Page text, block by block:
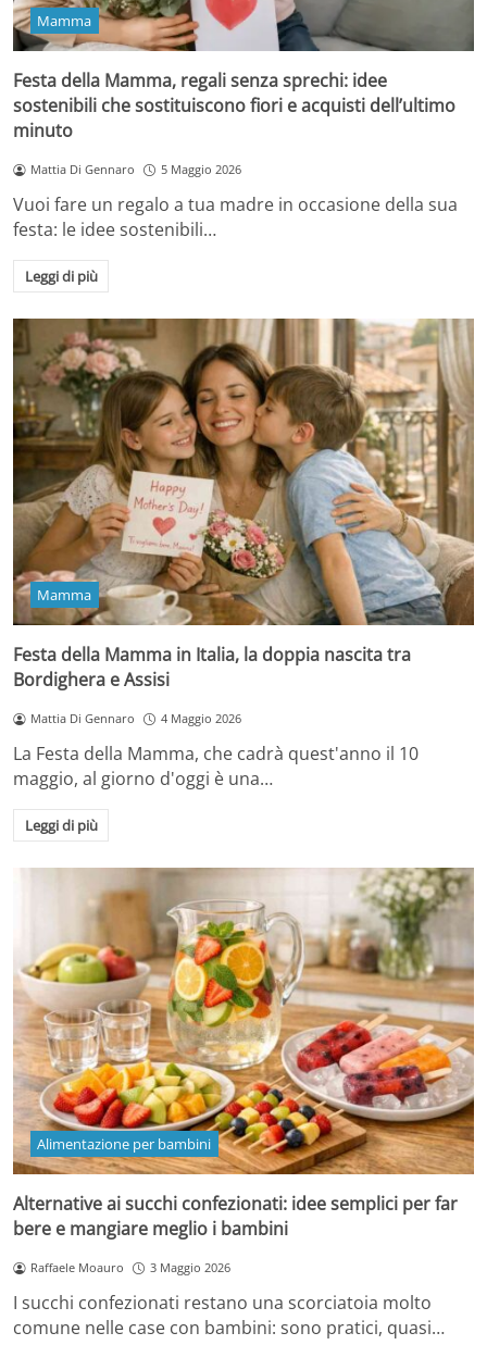
Mamma
Festa della Mamma, regali senza sprechi: idee
sostenibili che sostituiscono fiori e acquisti dell’ultimo
minuto
Mattia Di Gennaro 5 Maggio 2026
Vuoi fare un regalo a tua madre in occasione della sua
festa: le idee sostenibili…
Leggi di più
Mamma
Festa della Mamma in Italia, la doppia nascita tra
Bordighera e Assisi
Mattia Di Gennaro 4 Maggio 2026
La Festa della Mamma, che cadrà quest'anno il 10
maggio, al giorno d'oggi è una…
Leggi di più
Alimentazione per bambini
Alternative ai succhi confezionati: idee semplici per far
bere e mangiare meglio i bambini
Raffaele Moauro 3 Maggio 2026
I succhi confezionati restano una scorciatoia molto
comune nelle case con bambini: sono pratici, quasi…